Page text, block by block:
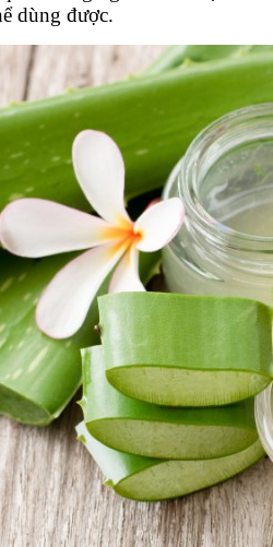
dùng được.